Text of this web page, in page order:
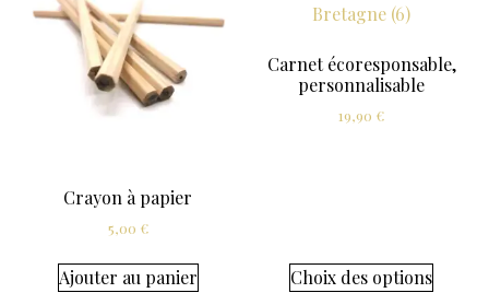
Crayon à papier
5,00 €
Ajouter au panier
Carnet écoresponsable,
personnalisable
19,90 €
Choix des options